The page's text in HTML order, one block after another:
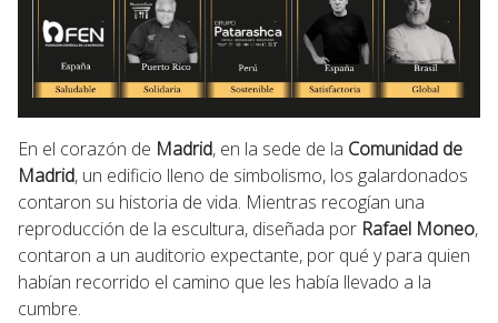
En el corazón de Madrid, en la sede de la Comunidad de
Madrid, un edificio lleno de simbolismo, los galardonados
contaron su historia de vida. Mientras recogían una
reproducción de la escultura, diseñada por Rafael Moneo,
contaron a un auditorio expectante, por qué y para quien
habían recorrido el camino que les había llevado a la
cumbre.